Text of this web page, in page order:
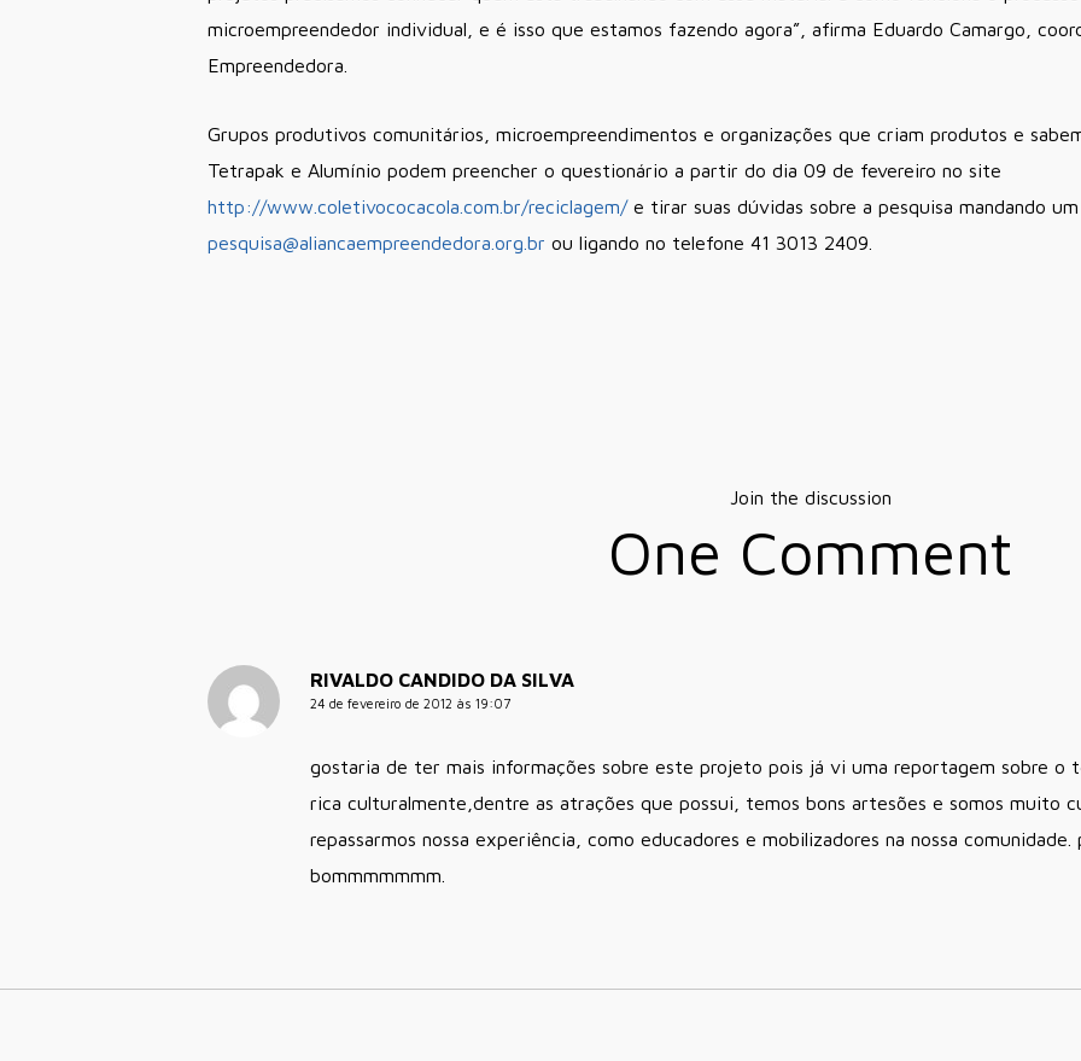
microempreendedor individual, e é isso que estamos fazendo agora”, afirma Eduardo Camargo,
Empreendedora.
Grupos produtivos comunitários, microempreendimentos e organizações que criam produtos e
Tetrapak e Alumínio podem preencher o questionário a partir do dia 09 de fevereiro no site
http://www.coletivococacola.com.br/reciclagem/e tirar suas dúvidas sobre a pesquisa mandando
pesquisa@aliancaempreendedora.org.br ou ligando no telefone 41 3013 2409.
Join the discussion
One Comment
RIVALDO CANDIDO DA SILVA
24 de fevereiro de 2012 às 19:07
gostaria de ter mais informações sobre este projeto pois já vi uma reportagem sobre o
rica culturalmente,dentre as atrações que possui, temos bons artesões e somos muito
repassarmos nossa experiência, como educadores e mobilizadores na nossa
bommmmmmm.